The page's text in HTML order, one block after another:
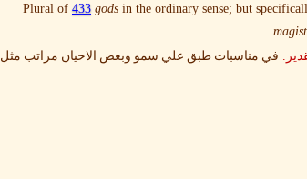
Plural of 433 gods in the ordinary sense; but
. في مناسبات طبق علي سمو وبعض الاحيان مراتب مثل